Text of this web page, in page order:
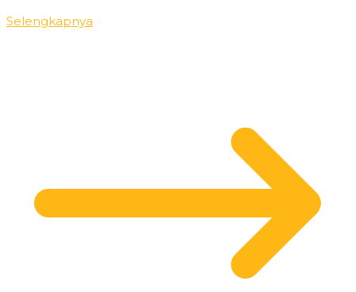
Selengkapnya